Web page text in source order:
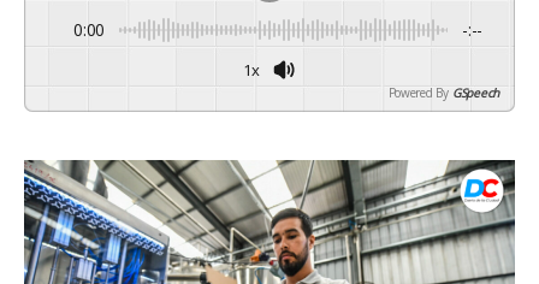
0:00 -:--
1x
Powered By GSpeech